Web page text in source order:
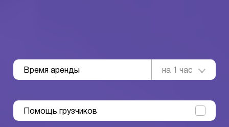
Время аренды на 1 час
Помощь грузчиков